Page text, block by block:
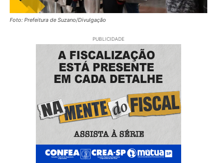
Foto: Prefeitura de Suzano/Divulgação
PUBLICIDADE